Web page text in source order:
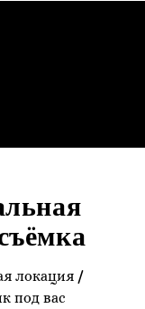
локация /
под вас